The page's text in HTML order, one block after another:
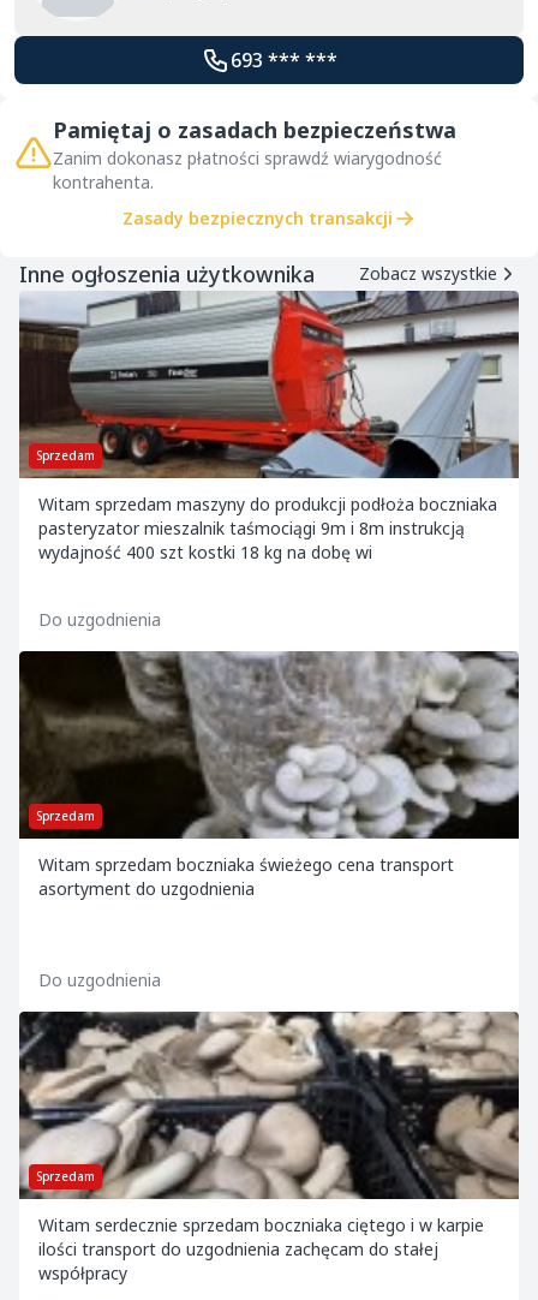
693 *** ***
Pamiętaj o zasadach bezpieczeństwa
Zanim dokonasz płatności sprawdź wiarygodność
kontrahenta.
Zasady bezpiecznych transakcji
Inne ogłoszenia użytkownika Zobacz wszystkie
Sprzedam
Witam sprzedam maszyny do produkcji podłoża boczniaka
pasteryzator mieszalnik taśmociągi 9m i 8m instrukcją
wydajność 400 szt kostki 18 kg na dobę wi
Do uzgodnienia
Sprzedam
Witam sprzedam boczniaka świeżego cena transport
asortyment do uzgodnienia
Do uzgodnienia
Sprzedam
Witam serdecznie sprzedam boczniaka ciętego i w karpie
ilości transport do uzgodnienia zachęcam do stałej
współpracy